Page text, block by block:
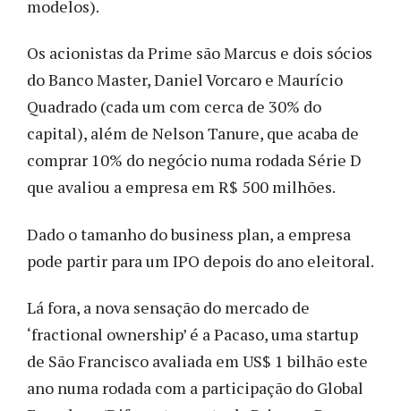
modelos).
Os acionistas da Prime são Marcus e dois sócios
do Banco Master, Daniel Vorcaro e Maurício
Quadrado (cada um com cerca de 30% do
capital), além de Nelson Tanure, que acaba de
comprar 10% do negócio numa rodada Série D
que avaliou a empresa em R$ 500 milhões.
Dado o tamanho do business plan, a empresa
pode partir para um IPO depois do ano eleitoral.
Lá fora, a nova sensação do mercado de
‘fractional ownership’ é a Pacaso, uma startup
de São Francisco avaliada em US$ 1 bilhão este
ano numa rodada com a participação do Global